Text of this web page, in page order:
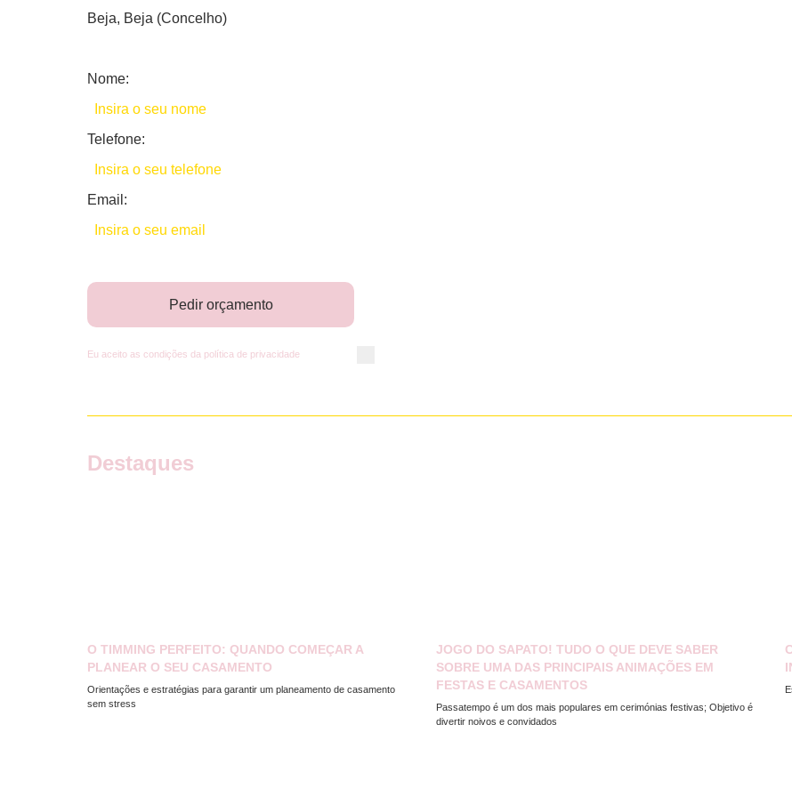
Beja, Beja (Concelho)
Nome:
Telefone:
Email:
Pedir orçamento
Eu aceito as condições da política de privacidade
Destaques
O TIMMING PERFEITO: QUANDO COMEÇAR A
PLANEAR O SEU CASAMENTO
Orientações e estratégias para garantir um planeamento de casamento
sem stress
JOGO DO SAPATO! TUDO O QUE DEVE SABER
SOBRE UMA DAS PRINCIPAIS ANIMAÇÕES EM
FESTAS E CASAMENTOS
Passatempo é um dos mais populares em cerimónias festivas; Objetivo é
divertir noivos e convidados